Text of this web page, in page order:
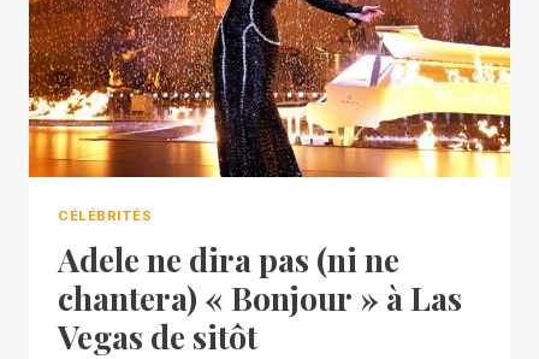
CÉLÉBRITÉS
Adele ne dira pas (ni ne
chantera) « Bonjour » à Las
Vegas de sitôt